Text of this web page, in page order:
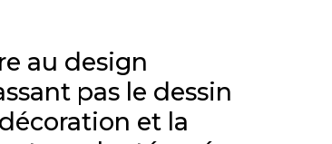
au design
pas le dessin
et la